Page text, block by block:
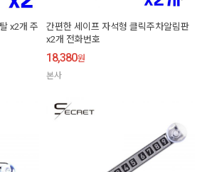
x2개 주
간편한 세이프 자석형 클릭주차알림판
x2개 전화번호
18,380원
본사